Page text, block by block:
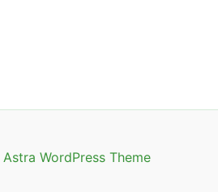
Astra WordPress Theme